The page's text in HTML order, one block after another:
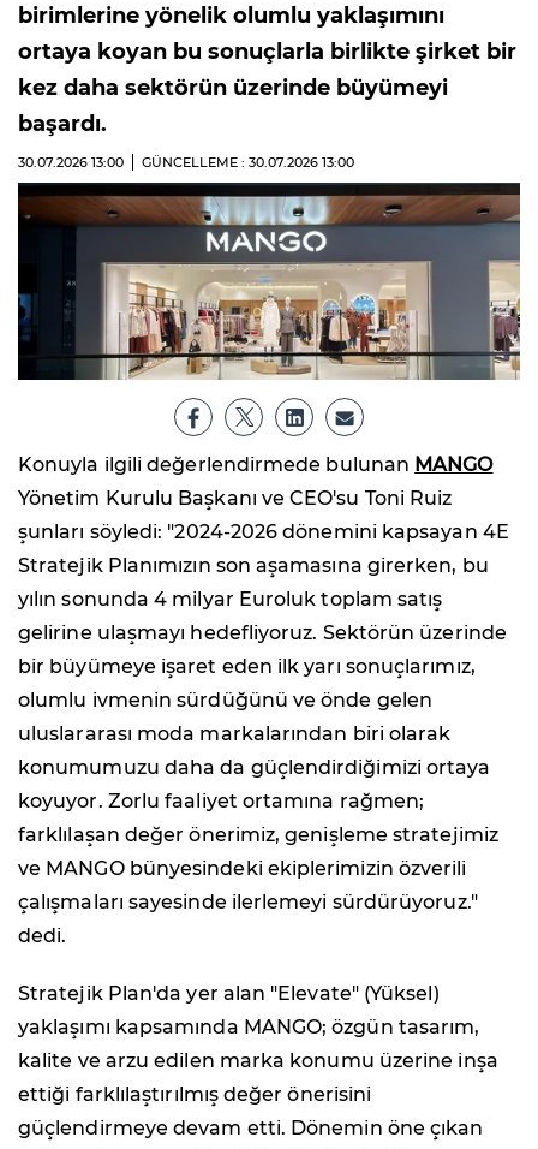
birimlerine yönelik olumlu yaklaşımını
ortaya koyan bu sonuçlarla birlikte şirket bir
kez daha sektörün üzerinde büyümeyi
başardı.
30.07.2026 13:00 GÜNCELLEME : 30.07.2026 13:00
Konuyla ilgili değerlendirmede bulunan MANGO
Yönetim Kurulu Başkanı ve CEO'su Toni Ruiz
şunları söyledi: "2024-2026 dönemini kapsayan 4E
Stratejik Planımızın son aşamasına girerken, bu
yılın sonunda 4 milyar Euroluk toplam satış
gelirine ulaşmayı hedefliyoruz. Sektörün üzerinde
bir büyümeye işaret eden ilk yarı sonuçlarımız,
olumlu ivmenin sürdüğünü ve önde gelen
uluslararası moda markalarından biri olarak
konumumuzu daha da güçlendirdiğimizi ortaya
koyuyor. Zorlu faaliyet ortamına rağmen;
farklılaşan değer önerimiz, genişleme stratejimiz
ve MANGO bünyesindeki ekiplerimizin özverili
çalışmaları sayesinde ilerlemeyi sürdürüyoruz."
dedi.
Stratejik Plan'da yer alan "Elevate" (Yüksel)
yaklaşımı kapsamında MANGO; özgün tasarım,
kalite ve arzu edilen marka konumu üzerine inşa
ettiği farklılaştırılmış değer önerisini
güçlendirmeye devam etti. Dönemin öne çıkan